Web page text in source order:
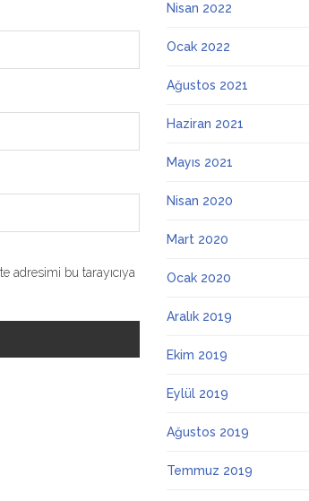
adresimi bu tarayıcıya
Nisan 2022
Ocak 2022
Ağustos 2021
Haziran 2021
Mayıs 2021
Nisan 2020
Mart 2020
Ocak 2020
Aralık 2019
Ekim 2019
Eylül 2019
Ağustos 2019
Temmuz 2019